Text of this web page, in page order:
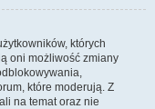
których
oni możliwość zmiany
które moderują. Z
na temat oraz nie